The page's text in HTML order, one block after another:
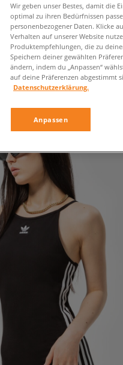
Wir geben unser Bestes, damit die
optimal zu ihren Bedürfnissen
personenbezogener Daten. Klicke
Verhalten auf unserer Website
Produktempfehlungen, die zu
Speichern deiner gewählten
ändern, indem du „Anpassen“
auf deine Präferenzen abgestimmt
Datenschutzerklärung.
Anpassen